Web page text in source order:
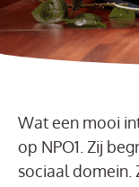
Wat een mooi
op NPO1. Zij
sociaal domein.